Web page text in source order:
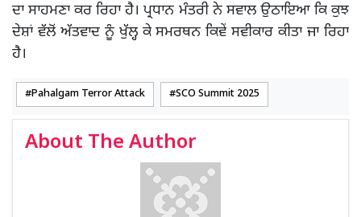
ਦਾ ਸਾਹਮਣਾ ਕਰ ਰਿਹਾ ਹੈ। ਪ੍ਰਧਾਨ ਮੰਤਰੀ ਨੇ ਸਵਾਲ ਉਠਾਇਆ ਕਿ ਕੁਝ
ਦੇਸ਼ਾਂ ਵੱਲੋਂ ਅੱਤਵਾਦ ਨੂੰ ਖੁੱਲ੍ਹ ਕੇ ਸਮਰਥਨ ਕਿਵੇਂ ਸਵੀਕਾਰ ਕੀਤਾ ਜਾ ਰਿਹਾ
ਹੈ।
Pahalgam Terror Attack SCO Summit 2025
About The Author